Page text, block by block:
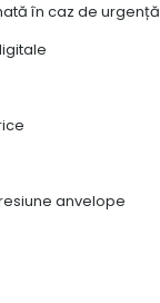
în caz de urgență
anvelope